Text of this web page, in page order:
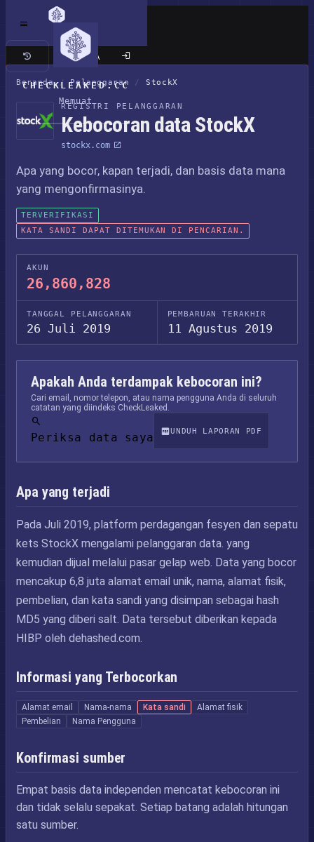
CHECKLEAKED.CC
Memuat
Situs klasik
Beranda / Pelanggaran / StockX
REGISTRI PELANGGARAN
Kebocoran data StockX
stockx.com
Apa yang bocor, kapan terjadi, dan basis data mana
yang mengonfirmasinya.
TERVERIFIKASI
KATA SANDI DAPAT DITEMUKAN DI PENCARIAN.
AKUN
26,860,828
TANGGAL PELANGGARAN
26 Juli 2019
PEMBARUAN TERAKHIR
11 Agustus 2019
Apakah Anda terdampak kebocoran ini?
Cari email, nomor telepon, atau nama pengguna Anda di seluruh
catatan yang diindeks CheckLeaked.
Periksa data saya UNDUH LAPORAN PDF
Apa yang terjadi
Pada Juli 2019, platform perdagangan fesyen dan sepatu
kets StockX mengalami pelanggaran data. yang
kemudian dijual melalui pasar gelap web. Data yang bocor
mencakup 6,8 juta alamat email unik, nama, alamat fisik,
pembelian, dan kata sandi yang disimpan sebagai hash
MD5 yang diberi salt. Data tersebut diberikan kepada
HIBP oleh dehashed.com.
Informasi yang Terbocorkan
Alamat email Nama-nama Kata sandi
Alamat fisik
Pembelian
Nama Pengguna
Konfirmasi sumber
Empat basis data independen mencatat kebocoran ini
dan tidak selalu sepakat. Setiap batang adalah hitungan
satu sumber.